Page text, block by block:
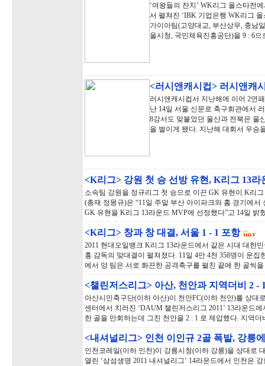
‘여왕들의 잔치’ WK리그 올스타전
서 펼쳐진 ‘IBK 기업은행 WK리그
가이아팀(고양대교, 부산상무, 충남
울시청, 국민체육진흥공단)을 9 : 6
<러시앤캐시컵> 러시앤캐
러시앤캐시컵서 지난해에 이어 2연
난 14일 서울 신문로 축구회관에서
8강서도 맞붙었던 울산과 전북은 울
을 벌이게 됐다. 지난해 대회서 우승
<K리그> 강원 첫 승 선방 유현, K리그 13
소속팀 강원을 정규리그 첫 승으로 이끈 GK 유현이 K리
(총재 정몽규)은 “11일 주말 부산 아이파크와 홈 경기에
GK 유현을 K리그 13라운드 MVP에 선정했다”고 14일
<K리그> 창과 창 대결, 서울 1 - 1 포항
2011 현대오일뱅크 K리그 13라운드에서 같은 시대 대한
홍 감독의 맞대결이 펼쳐졌다. 11일 4만 4천 358명이 운
에서 양 팀은 서로 화끈한 공격축구를 펼친 끝에 한 골씩
<챌린저스리그> 아산, 천안과 지역더비 2 -
아산시민축구단(이하 아산)이 천안FC(이하 천안)를 상대
센터에서 치러진 ‘DAUM 챌린저스리그 2011’ 13라운드
한 골을 만회하는데 그친 천안을 2 : 1 로 제압했다. 지역
<내셔널리그> 인천 이인규 2골 폭발, 강릉
인천코레일(이하 인천)이 강릉시청(이하 강릉)을 상대로
열린 ‘삼섬생명 2011 내셔널리그’ 14라운드에서 인천은